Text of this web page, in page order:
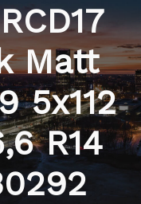
Matt
5x112
R14